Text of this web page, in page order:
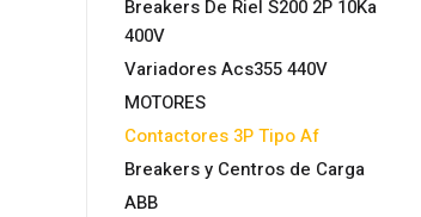
Breakers De Riel S200 2P 10Ka
400V
Variadores Acs355 440V
MOTORES
Contactores 3P Tipo Af
Breakers y Centros de Carga
ABB